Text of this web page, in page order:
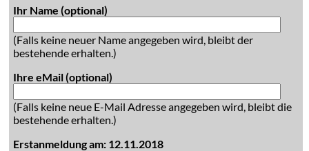
Ihr Name (optional)
(Falls keine neuer Name angegeben wird, bleibt der
bestehende erhalten.)
Ihre eMail (optional)
(Falls keine neue E-Mail Adresse angegeben wird, bleibt die
bestehende erhalten.)
Erstanmeldung am: 12.11.2018